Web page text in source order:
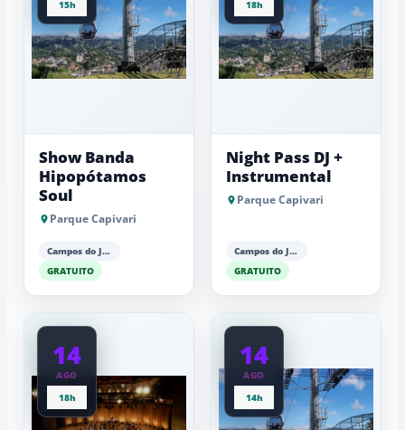
15h
Show Banda
Hipopótamos
Soul
Parque Capivari
Campos do Jordão
GRATUITO
18h
Night Pass DJ +
Instrumental
Parque Capivari
Campos do Jordão
GRATUITO
14
AGO
18h
14
AGO
14h